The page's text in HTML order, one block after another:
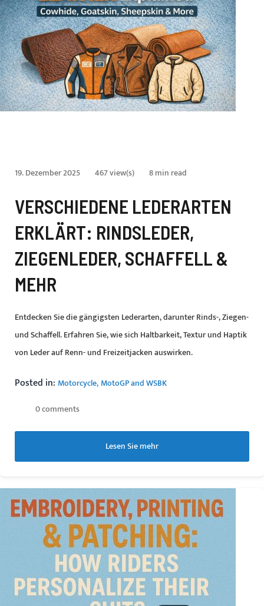
19. Dezember 2025 467 view(s) 8 min read
VERSCHIEDENE LEDERARTEN
ERKLÄRT: RINDSLEDER,
ZIEGENLEDER, SCHAFFELL &
MEHR
Entdecken Sie die gängigsten Lederarten, darunter Rinds-, Ziegen-
und Schaffell. Erfahren Sie, wie sich Haltbarkeit, Textur und Haptik
von Leder auf Renn- und Freizeitjacken auswirken.
Posted in: Motorcycle MotoGP and WSBK
0 comments
Lesen Sie mehr